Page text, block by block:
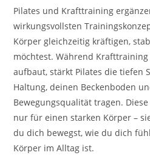
Pilates und Krafttraining
wirkungsvollsten
Körper gleichzeitig kräftigen,
möchtest. Während
aufbaut, stärkt Pilates die tiefen
Haltung, deinen Beckenboden
Bewegungsqualität tragen.
nur für einen starken Körper –
du dich bewegst, wie du dich
Körper im Alltag ist.